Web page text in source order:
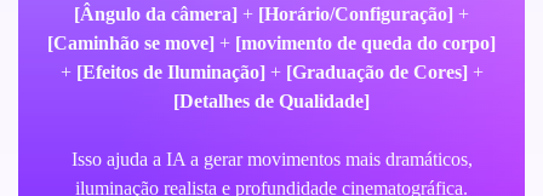
[Ângulo da câmera] + [Horário/Configuração] +
[Caminhão se move] + [movimento de queda do corpo]
+ [Efeitos de Iluminação]+ [Graduação de Cores] +
[Detalhes de Qualidade]
Isso ajuda a IA a gerar movimentos mais dramáticos,
iluminação realista e profundidade cinematográfica.